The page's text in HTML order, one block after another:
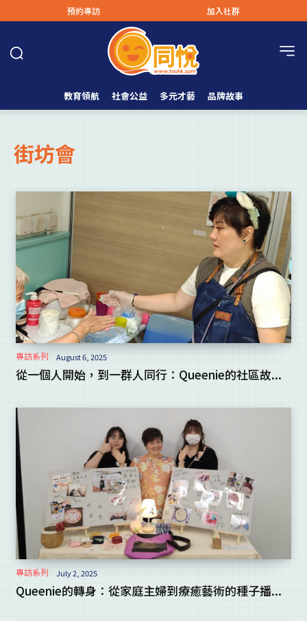
預約專訪 加入社群
教育領航 社會公益 多元才藝 品牌故事
街坊會
專訪系列 August 6, 2025
從一個人開始，到一群人同行：Queenie的社區故...
專訪系列 July 2, 2025
Queenie的轉身：從家庭主婦到療癒藝術的種子播...